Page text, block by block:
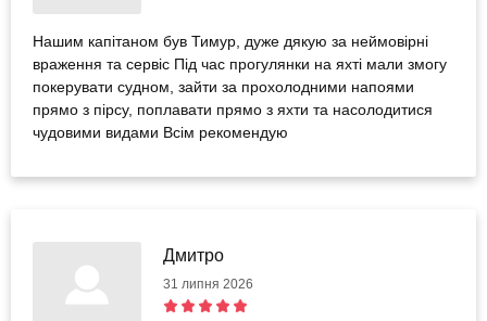
Нашим капітаном був Тимур, дуже дякую за неймовірні
враження та сервіс Під час прогулянки на яхті мали змогу
покерувати судном, зайти за прохолодними напоями
прямо з пірсу, поплавати прямо з яхти та насолодитися
чудовими видами Всім рекомендую
Дмитро
31 липня 2026